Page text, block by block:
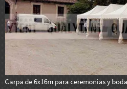
Carpa de 6x16m para ceremonias y